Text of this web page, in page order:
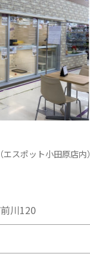
（エスポット小田原店内）
川120